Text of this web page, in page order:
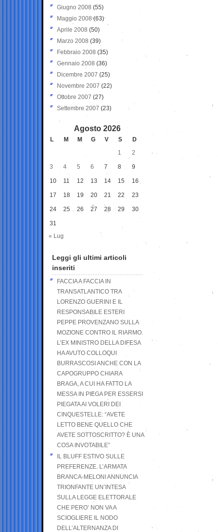
Giugno 2008 (55)
Maggio 2008(63)
Aprile 2008 (50)
Marzo 2008 (39)
Febbraio 2008 (35)
Gennaio 2008 (36)
Dicembre 2007 (25)
Novembre 2007 (22)
Ottobre 2007 (27)
Settembre 2007 (23)
Agosto 2026
L M M G V S
D
1
2
3 4 5 6 7 8 9
10 11 12 13 14 15 16
17 18 19 20 21 22 23
24 25 26 27 28 29 30
31
« Lug
Leggi gli ultimi articoli
inseriti
FACCIA A FACCIA IN
TRANSATLANTICO TRA
LORENZO GUERINI E IL
RESPONSABILE ESTERI
PEPPE PROVENZANO SULLA
MOZIONE CONTRO IL RIARMO.
L’EX MINISTRO DELLA DIFESA
HA AVUTO COLLOQUI
BURRASCOSI ANCHE CON LA
CAPOGRUPPO CHIARA
BRAGA, A CUI HA FATTO LA
MESSA IN PIEGA PER ESSERSI
PIEGATA AI VOLERI DEI
CINQUESTELLE: “AVETE
LETTO BENE QUELLO CHE
AVETE SOTTOSCRITTO? È UNA
COSA INVOTABILE”
IL BLUFF ESTIVO SULLE
PREFERENZE. L’ARMATA
BRANCA-MELONI ANNUNCIA
TRIONFANTE UN’INTESA
SULLA LEGGE ELETTORALE
CHE PERO’ NON VA A
SCIOGLIERE IL NODO
DELL’ALTERNANZA DI